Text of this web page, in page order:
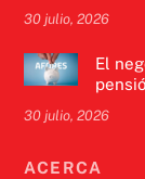
30 julio, 2026
El
30 julio, 2026
ACERCA